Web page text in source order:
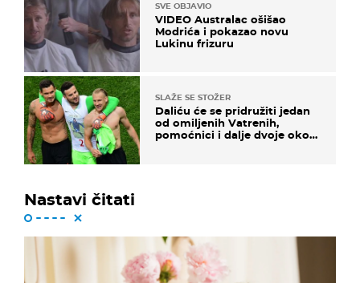
SVE OBJAVIO
VIDEO Australac ošišao
Modrića i pokazao novu
Lukinu frizuru
SLAŽE SE STOŽER
Daliću će se pridružiti jedan
od omiljenih Vatrenih,
pomoćnici i dalje dvoje oko
Nastavi čitati